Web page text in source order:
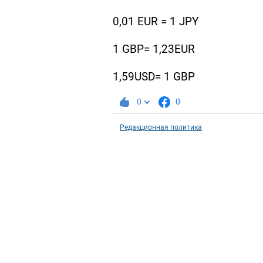
0,01 EUR = 1 JPY
1 GBP= 1,23EUR
1,59USD= 1 GBP
0 0
Редакционная политика